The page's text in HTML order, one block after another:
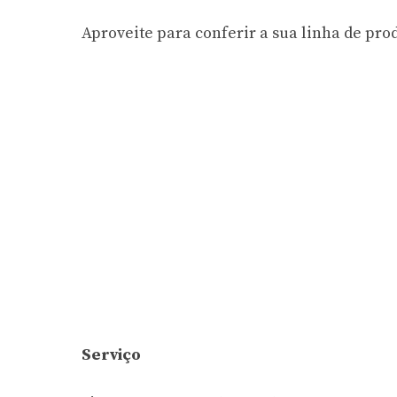
Aproveite para conferir a sua linha de
Serviço